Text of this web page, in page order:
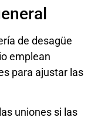
de desagüe
emplean
para ajustar las
uniones si las